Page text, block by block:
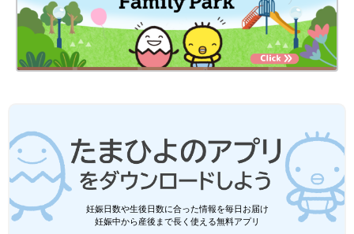
妊娠日数や生後日数に合った情報を毎日お届け
妊娠中から産後まで長く使える無料アプリ